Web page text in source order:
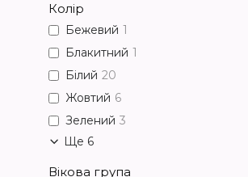
Колір
Бежевий 1
Блакитний 1
Білий 20
Жовтий 6
Зелений 3
Ще 6
Вікова група